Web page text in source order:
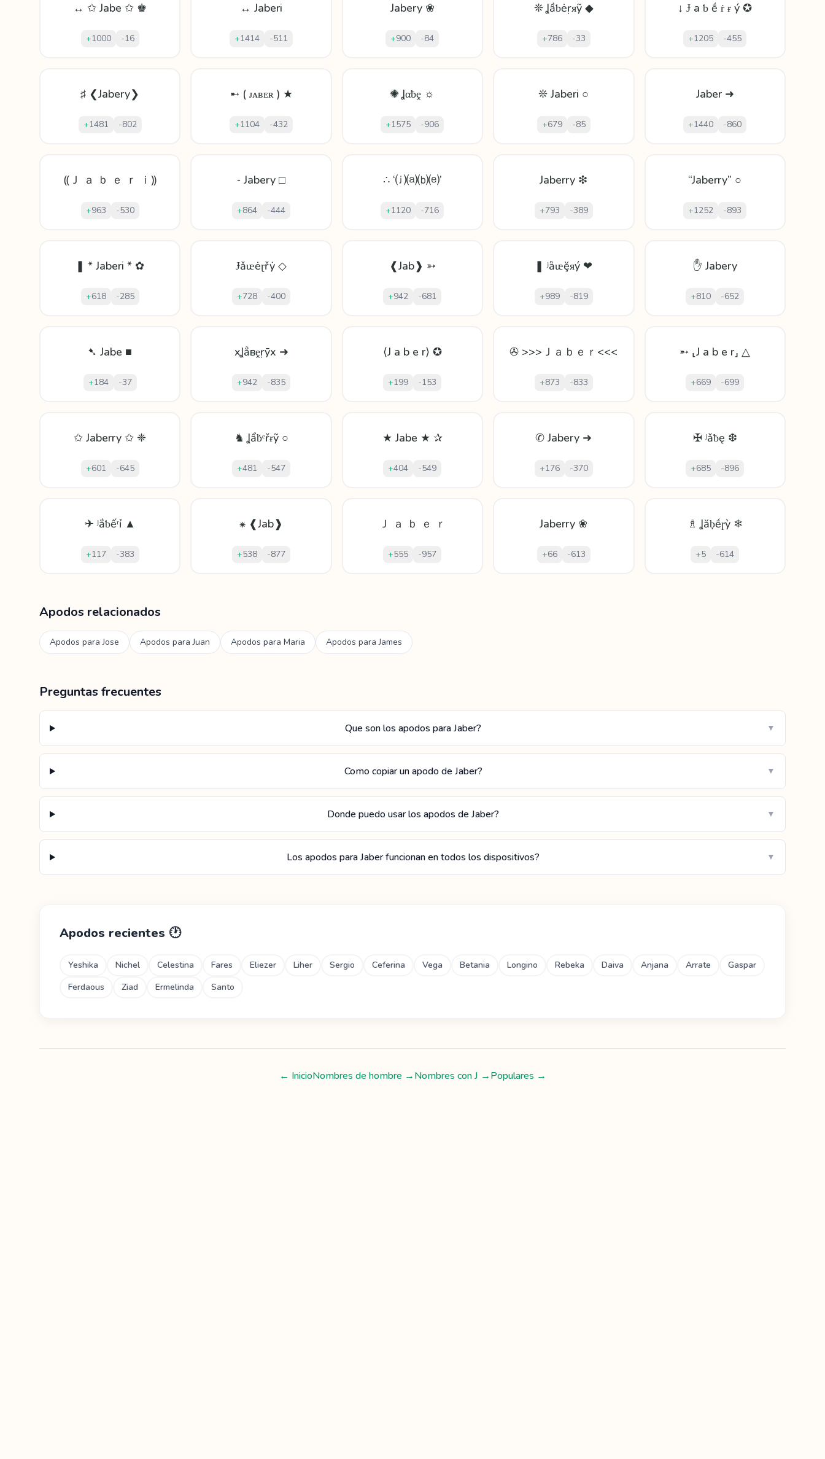
↔ ✩ Jabe ✩ ♚
+1000 -16
↔ Jaberi
+1414 -511
Jabery ❀
+900 -84
❊ Ʝầƅėṛᴙỹ ◆
+786 -33
↓ Ɉ а ƅ ḗ ṙ ɍ ý ✪
+1205 -455
♯ ❮Jabery❯
+1481 -802
➸ ( ᴊᴀʙᴇʀ ) ★
+1104 -432
✺ Ʝαƀḙ ☼
+1575 -906
❊ Jaberi ○
+679 -85
Jaber ➜
+1440 -860
⸨Ｊ ａ ｂ ｅ ｒ ｉ⸩
+963 -530
⁃ Jabery □
+864 -444
∴ ‘⒥⒜⒝⒠’
+1120 -716
Jaberry ❇
+793 -389
“Jaberry” ○
+1252 -893
❚ * Jaberi * ✿
+618 -285
Ɉǎᵫėɽřẏ ◇
+728 -400
❰Jab❱ ➳
+942 -681
❚ ʲȁᵫḝᴙý ❤
+989 -819
✋ Jabery
+810 -652
➷ Jabe ■
+184 -37
xꞲẳвḙṛȳx ➜
+942 -835
⟨J a b e r⟩ ✪
+199 -153
✇ >>>Ｊａｂｅｒ<<<
+873 -833
➵ ⸤J a b e r⸥ △
+669 -699
✩ Jaberry ✩ ❈
+601 -645
♞ Ʝẩḃᵉřɍỹ ○
+481 -547
★ Jabe ★ ✰
+404 -549
✆ Jabery ➜
+176 -370
✠ ʲǎƀę ❆
+685 -896
✈ ʲắƅếʳỉ ▲
+117 -383
⁕ ❰Jab❱
+538 -877
Ｊ ａ ｂ ｅ ｒ
+555 -957
Jaberry ❀
+66 -613
♗ Ʝăḅḗɼỳ ❄
+5 -614
Apodos relacionados
Apodos paraJose Apodos paraJuan Apodos para Maria Apodos paraJames
Preguntas frecuentes
Que son los apodos para Jaber? ▼
Como copiar un apodo de Jaber? ▼
Donde puedo usar los apodos de Jaber? ▼
Los apodos para Jaber funcionan en todos los dispositivos? ▼
Apodos recientes 🕐
Yeshika Nichel Celestina Fares Eliezer Liher Sergio Ceferina Vega Betania Longino Rebeka Daiva Anjana Arrate
Gaspar
Ferdaous
Ziad Ermelinda Santo
← InicioNombres de hombre →Nombres conJ →Populares →